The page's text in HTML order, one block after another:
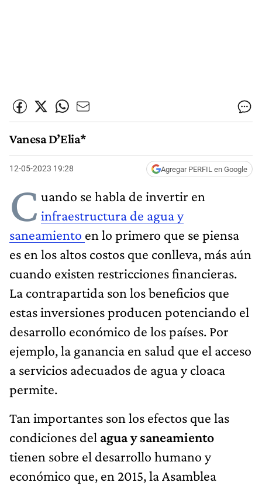
Vanesa D’Elia*
12-05-2023 19:28 Agregar PERFIL en Google
C uando se habla de invertir en
infraestructura de agua y
saneamiento en lo primero que se piensa
es en los altos costos que conlleva, más aún
cuando existen restricciones financieras.
La contrapartida son los beneficios que
estas inversiones producen potenciando el
desarrollo económico de los países. Por
ejemplo, la ganancia en salud que el acceso
a servicios adecuados de agua y cloaca
permite.
Tan importantes son los efectos que las
condiciones del agua y saneamiento
tienen sobre el desarrollo humano y
económico que, en 2015, la Asamblea